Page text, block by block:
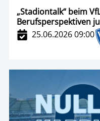
„Stadiontalk“ beim
Berufsperspektiven
25.06.2026 09:00